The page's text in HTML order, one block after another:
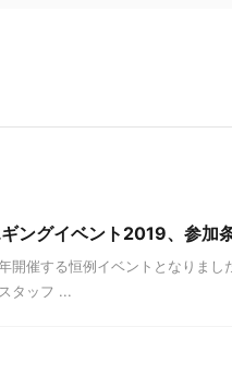
ングイベント2019、参加
開催する恒例イベントとなりま
タッフ ...